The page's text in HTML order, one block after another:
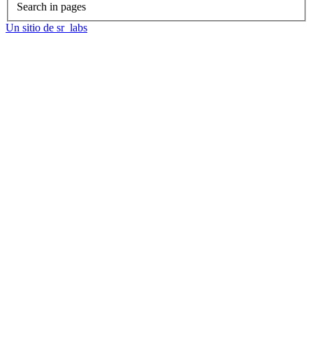
Search in pages
Un sitio de sr_labs